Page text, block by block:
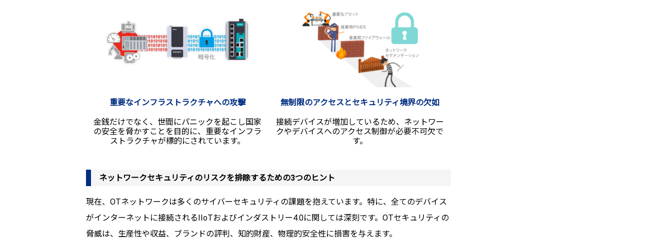
重要なインフラストラクチャへの攻撃 無制限のアクセスとセキュリティ境界の欠如
金銭だけでなく、世間にパニックを起こし国家
の安全を脅かすことを目的に、重要なインフラ
ストラクチャが標的にされています。
接続デバイスが増加しているため、ネットワー
クやデバイスへのアクセス制御が必要不可欠で
す。
ネットワークセキュリティのリスクを排除するための3つのヒント
現在、OTネットワークは多くのサイバーセキュリティの課題を抱えています。特に、全てのデバイス
がインターネットに接続されるIIoTおよびインダストリー4.0に関しては深刻です。OTセキュリティの
脅威は、生産性や収益、ブランドの評判、知的財産、物理的安全性に損害を与えます。